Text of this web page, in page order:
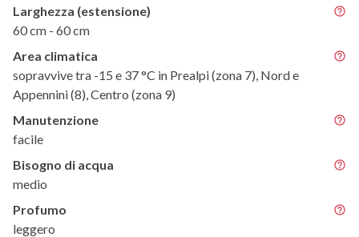
Larghezza (estensione)
60 cm - 60 cm
Area climatica
sopravvive tra -15 e 37 °C in Prealpi (zona 7), Nord e
Appennini (8), Centro (zona 9)
Manutenzione
facile
Bisogno di acqua
medio
Profumo
leggero